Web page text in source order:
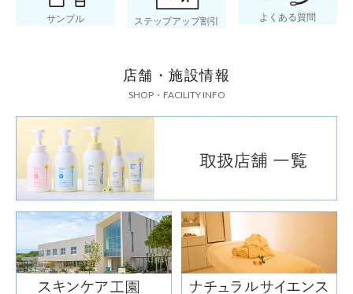
サンプル ステップアップ割引 よくある質問
店舗・施設情報
SHOP・FACILITY INFO